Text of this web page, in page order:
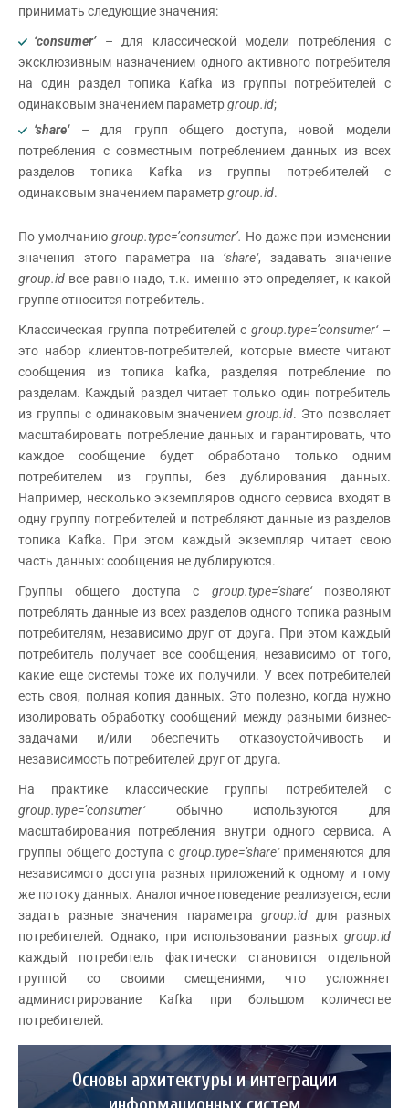
принимать следующие значения:
‘consumer’– для классической модели потребления с
эксклюзивным назначением одного активного потребителя
на один раздел топика Kafka из группы потребителей с
одинаковым значением параметрgroup.id;
‘share‘– для групп общего доступа, новой модели
потребления с совместным потреблением данных из всех
разделов топика Kafka из группы потребителей с
одинаковым значением параметрgroup.id.
По умолчанию group.type=’consumer’. Но даже при изменении
значения этого параметра на ‘share‘, задавать значение
group.id все равно надо, т.к. именно это определяет, к какой
группе относится потребитель.
Классическая группа потребителей с group.type=’consumer‘–
это набор клиентов-потребителей, которые вместе читают
сообщения из топика kafka, разделяя потребление по
разделам. Каждый раздел читает только один потребитель
из группы с одинаковым значениемgroup.id. Это позволяет
масштабировать потребление данных и гарантировать, что
каждое сообщение будет обработано только одним
потребителем из группы, без дублирования данных.
Например, несколько экземпляров одного сервиса входят в
одну группу потребителей и потребляют данные из разделов
топика Kafka. При этом каждый экземпляр читает свою
часть данных: сообщения не дублируются.
Группы общего доступа с group.type=’share‘позволяют
потреблять данные из всех разделов одного топика разным
потребителям, независимо друг от друга. При этом каждый
потребитель получает все сообщения, независимо от того,
какие еще системы тоже их получили. У всех потребителей
есть своя, полная копия данных. Это полезно, когда нужно
изолировать обработку сообщений между разными бизнес-
задачами и/или обеспечить отказоустойчивость и
независимость потребителей друг от друга.
На практике классические группы потребителей с
group.type=’consumer‘обычно используются для
масштабирования потребления внутри одного сервиса. А
группы общего доступа с group.type=’share‘применяются для
независимого доступа разных приложений к одному и тому
же потоку данных. Аналогичное поведение реализуется, если
задать разные значения параметра group.idдля разных
потребителей. Однако, при использовании разных group.id
каждый потребитель фактически становится отдельной
группой со своими смещениями, что усложняет
администрирование Kafka при большом количестве
потребителей.
Основы архитектуры и интеграции